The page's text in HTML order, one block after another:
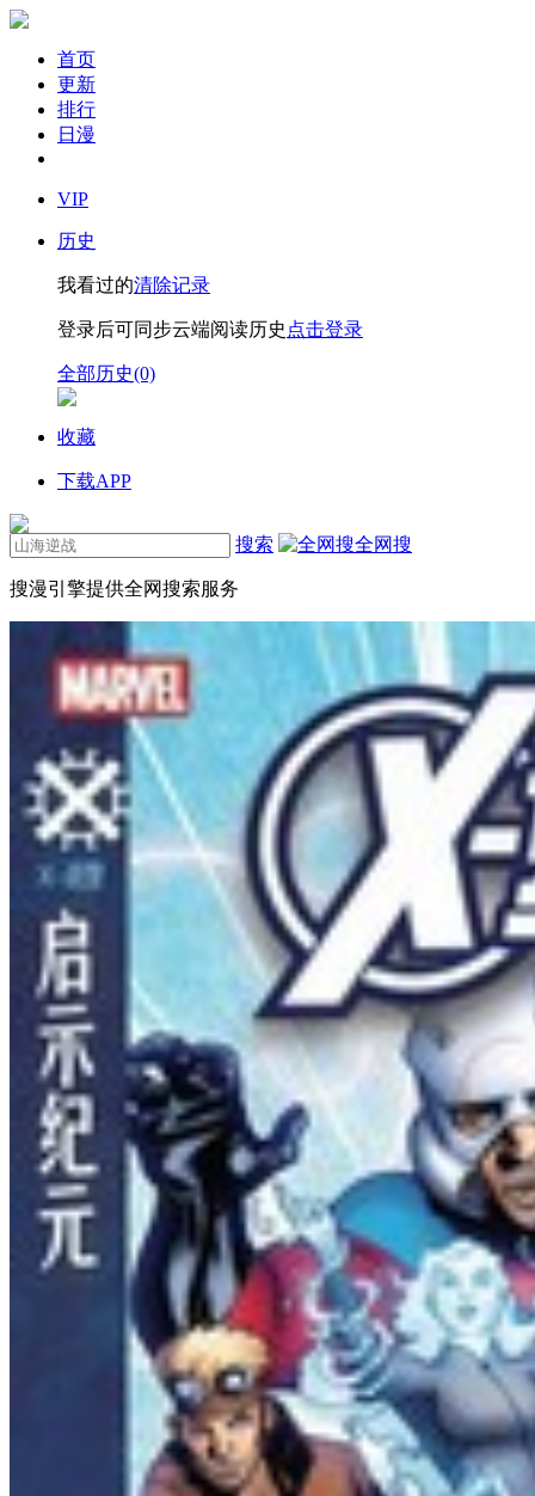
首页
更新
排行
日漫
VIP
历史
我看过的清除记录
登录后可同步云端阅读历史 点击登录
全部历史(0)
收藏
下载APP
搜索 全网搜
搜漫引擎提供全网搜索服务